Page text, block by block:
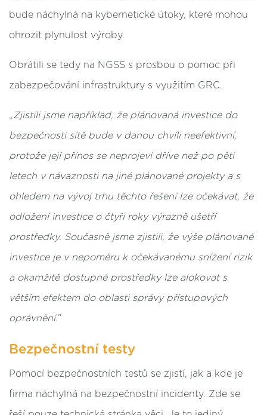
bude náchylná na kybernetické útoky, které mohou
ohrozit plynulost výroby.
Obrátili se tedy na NGSS s prosbou o pomoc při
zabezpečování infrastruktury s využitím GRC.
„ Zjistili jsme například, že plánovaná investice do
bezpečnosti sítě bude v danou chvíli neefektivní,
protože její přínos se neprojeví dříve než po pěti
letech v návaznosti na jiné plánované projekty a s
ohledem na vývoj trhu těchto řešení lze očekávat, že
odložení investice o čtyři roky výrazně ušetří
prostředky. Současně jsme zjistili, že výše plánované
investice je v nepoměru k očekávanému snížení rizik
a okamžitě dostupné prostředky lze alokovat s
větším efektem do oblasti správy přístupových
oprávnění.”
Bezpečnostní testy
Pomocí bezpečnostních testů se zjistí, jak a kde je
firma náchylná na bezpečnostní incidenty. Zde se